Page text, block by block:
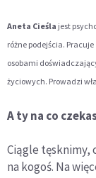
Aneta Cieśla jest
różne podejścia.
osobami
życiowych. Prowadzi
A ty na co
Ciągle tęsknimy,
na kogoś. Na